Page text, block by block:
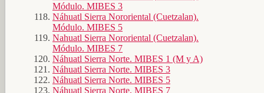
Módulo. MIBES 3
Náhuatl Sierra Nororiental (Cuetzalan).
Módulo. MIBES 5
Nahuatl Sierra Nororiental (Cuetzalan).
Módulo. MIBES 7
Náhuatl Sierra Norte. MIBES 1 (M y A)
Náhuatl Sierra Norte. MIBES 3
Náhuatl Sierra Norte. MIBES 5
Náhuatl Sierra Norte. MIBES 7